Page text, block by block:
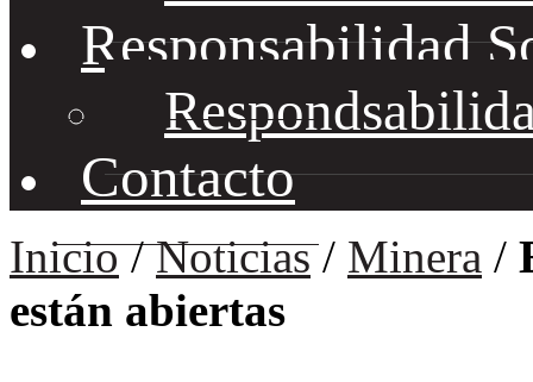
Responsabilidad
Contacto
Inicio/Noticias/ Minera /
están abiertas